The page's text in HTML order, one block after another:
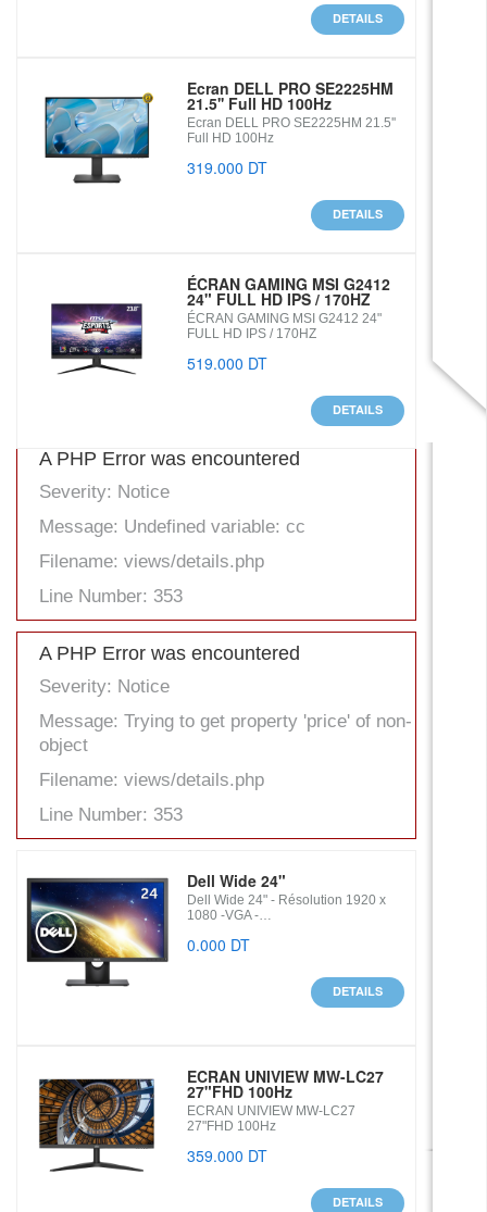
DETAILS
Ecran DELL PRO SE2225HM
21.5'' Full HD 100Hz
Ecran DELL PRO SE2225HM 21.5''
Full HD 100Hz
319.000 DT
DETAILS
ÉCRAN GAMING MSI G2412
24" FULL HD IPS / 170HZ
ÉCRAN GAMING MSI G2412 24"
FULL HD IPS / 170HZ
519.000 DT
DETAILS
A PHP Error was encountered
Severity: Notice
Message: Undefined variable: cc
Filename: views/details.php
Line Number: 353
A PHP Error was encountered
Severity: Notice
Message: Trying to get property 'price' of non-
object
Filename: views/details.php
Line Number: 353
Dell Wide 24"
Dell Wide 24" - Résolution 1920 x
1080 -VGA -…
0.000 DT
DETAILS
ECRAN UNIVIEW MW-LC27
27"FHD 100Hz
ECRAN UNIVIEW MW-LC27
27"FHD 100Hz
359.000 DT
DETAILS